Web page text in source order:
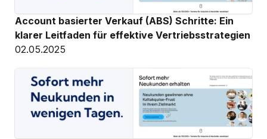
Account basierter Verkauf (ABS) Schritte: Ein
klarer Leitfaden für effektive Vertriebsstrategien
02.05.2025